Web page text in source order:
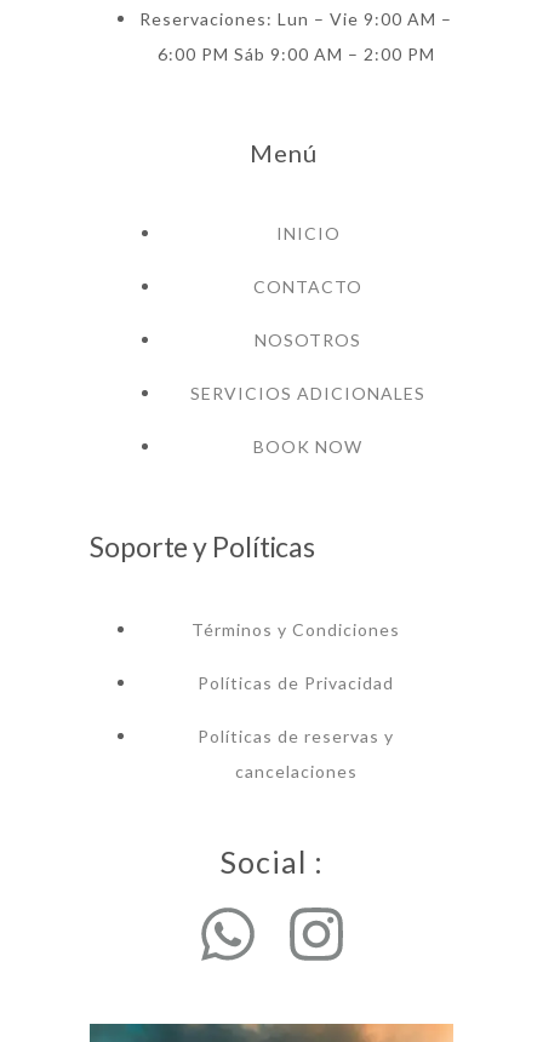
Reservaciones: Lun – Vie 9:00 AM –
6:00 PM Sáb 9:00 AM – 2:00 PM
Menú
INICIO
CONTACTO
NOSOTROS
SERVICIOS ADICIONALES
BOOK NOW
Soporte y Políticas
Términos y Condiciones
Políticas de Privacidad
Políticas de reservas y
cancelaciones
Social :